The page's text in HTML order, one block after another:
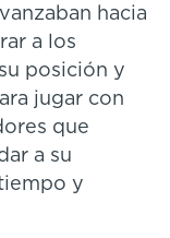
hacia
a los
posición y
jugar con
que
a su
y